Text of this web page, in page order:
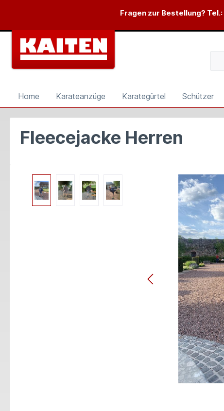
Zur Hauptnavigation springenFragen zur Bestellung? Tel.:
Home Karateanzüge Karategürtel Schützer
Fleecejacke Herren
Bildergalerie überspringen